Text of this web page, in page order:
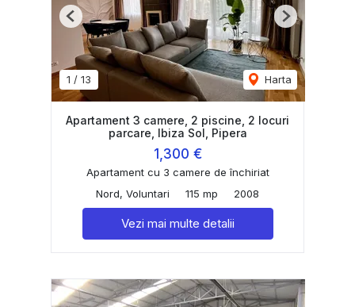
1 / 13 Harta
Previous Next
Apartament 3 camere, 2 piscine, 2 locuri
parcare, Ibiza Sol, Pipera
1,300 €
Apartament cu 3 camere de închiriat
Nord, Voluntari
115 mp 2008
Vezi mai multe detalii